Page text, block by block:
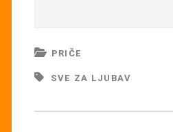
PRIČE
SVE ZA LJUBAV